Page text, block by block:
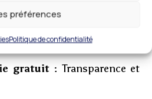
préférences
Politique de confidentialité
:Une réponse rapide
à Palaiseau :Des tarifs
gratuit : Transparence et